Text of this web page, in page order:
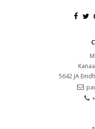
5642 JA